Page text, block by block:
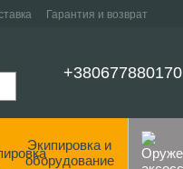
Гарантия и возврат
+380677880170
Экипировка и
оборудование